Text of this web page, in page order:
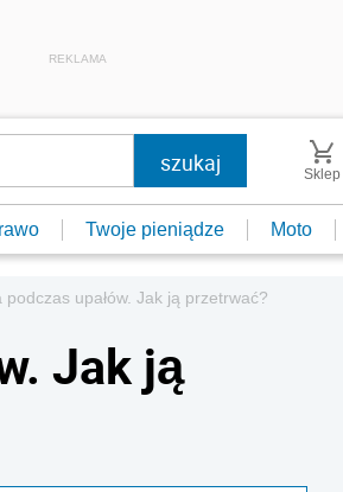
REKLAMA
Sklep
Twoje pieniądze Moto
podczas upałów. Jak ją przetrwać?
Jak ją